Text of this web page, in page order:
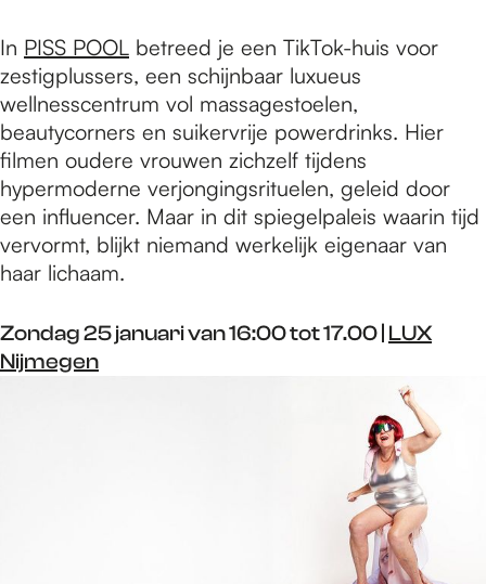
In PISS POOL betreed je een TikTok-huis voor
zestigplussers, een schijnbaar luxueus
wellnesscentrum vol massagestoelen,
beautycorners en suikervrije powerdrinks. Hier
filmen oudere vrouwen zichzelf tijdens
hypermoderne verjongingsrituelen, geleid door
een influencer. Maar in dit spiegelpaleis waarin tijd
vervormt, blijkt niemand werkelijk eigenaar van
haar lichaam.
Zondag 25 januari van 16:00 tot 17.00 | LUX
Nijmegen